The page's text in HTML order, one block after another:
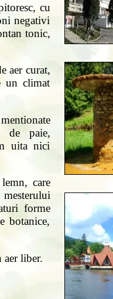
cu
negativi
tonic,
aer curat,
un climat
de paie,
uita nici
care
forme
botanice,
aer liber.